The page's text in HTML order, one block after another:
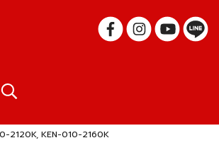
2120K, KEN-010-2160K